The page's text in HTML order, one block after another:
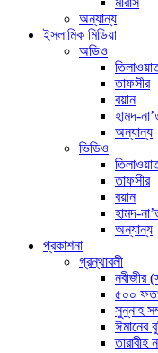
অন্যান্য
ইসলামিক মিডিয়া
অডিও
তাফসীর
বয়ান
হামদ-
অন্যান্য
ভিডিও
তাফসীর
বয়ান
হামদ-
অন্যান্য
প্রকাশনা
গ্রন্থাবলী
নবীজীর
৫০০
সুন্নাহ
ঈমানের
তারাবীহ